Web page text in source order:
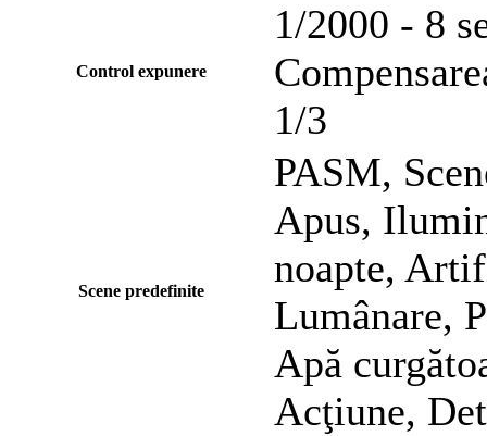
Control expunere
1/2000 - 8
1/3
Scene predefinite
PASM,
Apus,
noapte,
Lumânare,
Apă
Acţiune,